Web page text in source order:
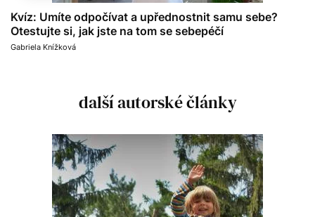
Kvíz: Umíte odpočívat a upřednostnit samu sebe?
Otestujte si, jak jste na tom se sebepéčí
Gabriela Knížková
další autorské články